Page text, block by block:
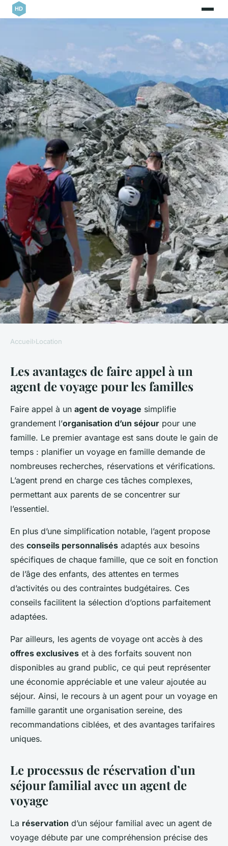
Découvrez Comment les
Agents de Voyage Simplifient
la Réservation de Vos Séjours
en Famille
29 avril 2025 4 min de lecture
Accueil›Location
Les avantages de faire appel à un
agent de voyage pour les familles
Faire appel à un agent de voyage simplifie
grandement l’organisation d’un séjour pour une
famille. Le premier avantage est sans doute le gain de
temps : planifier un voyage en famille demande de
nombreuses recherches, réservations et vérifications.
L’agent prend en charge ces tâches complexes,
permettant aux parents de se concentrer sur
l’essentiel.
En plus d’une simplification notable, l’agent propose
des conseils personnalisés adaptés aux besoins
spécifiques de chaque famille, que ce soit en fonction
de l’âge des enfants, des attentes en termes
d’activités ou des contraintes budgétaires. Ces
conseils facilitent la sélection d’options parfaitement
adaptées.
Par ailleurs, les agents de voyage ont accès à des
offres exclusives et à des forfaits souvent non
disponibles au grand public, ce qui peut représenter
une économie appréciable et une valeur ajoutée au
séjour. Ainsi, le recours à un agent pour un voyage en
famille garantit une organisation sereine, des
recommandations ciblées, et des avantages tarifaires
uniques.
Le processus de réservation d’un
séjour familial avec un agent de
voyage
La réservation d’un séjour familial avec un agent de
voyage débute par une compréhension précise des